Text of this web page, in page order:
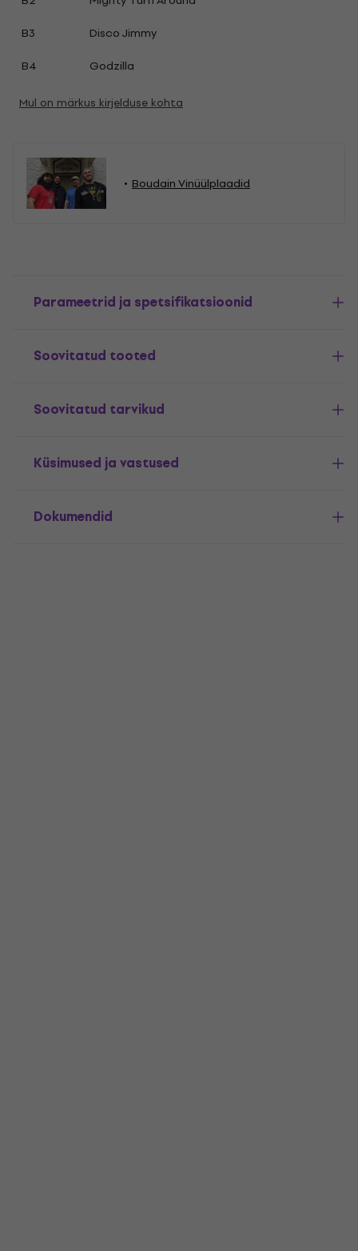
B3
Disco Jimmy
B4
Godzilla
Mul on märkus kirjelduse kohta
Boudain Vinüülplaadid
Parameetrid ja spetsifikatsioonid
Soovitatud tooted
Soovitatud tarvikud
Küsimused ja vastused
Dokumendid